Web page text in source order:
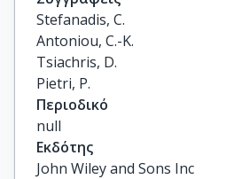
Stefanadis, C.
Antoniou, C.-K.
Tsiachris, D.
Pietri, P.
Περιοδικό
null
Εκδότης
John Wiley and Sons Inc